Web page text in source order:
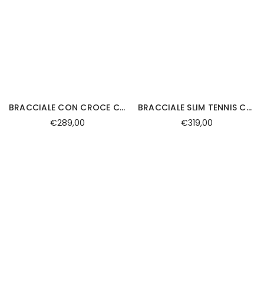
BRACCIALE CON CROCE CENTRALE E ZAFFIRI IN ORO GIALLO E LAPIS
€289,00
BRACCIALE SLIM TENNIS CON CORDINO
€319,00